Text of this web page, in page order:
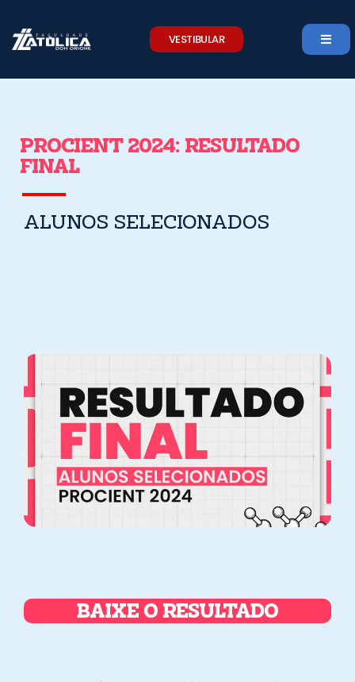
content
VESTIBULAR
PROCIENT 2024: RESULTADO
FINAL
ALUNOS SELECIONADOS
BAIXE O RESULTADO